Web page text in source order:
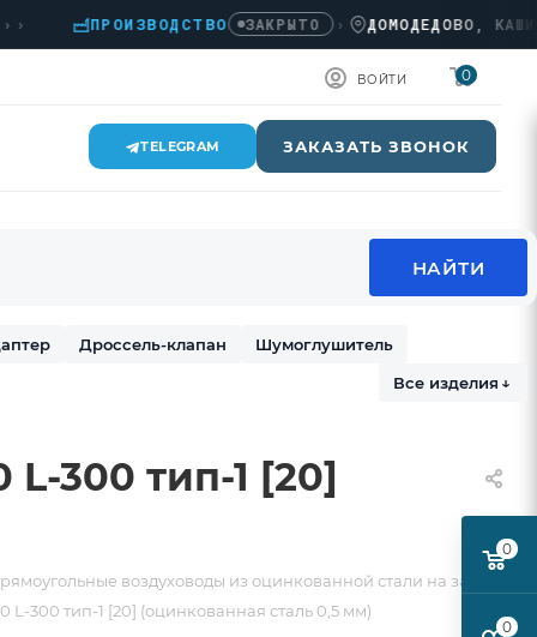
ПРОИЗВОДСТВО ЗАКРЫТО › ДОМОДЕДОВО,
ВОЙТИ 0
TELEGRAM ЗАКАЗАТЬ ЗВОНОК
Дроссель-клапан
Шумоглушитель
Все изделия ↓
L-300 тип-1 [20]
воздуховоды из оцинкованной стали на заказ
L-300 тип-1 [20] (оцинкованная сталь 0,5 мм)
0
0